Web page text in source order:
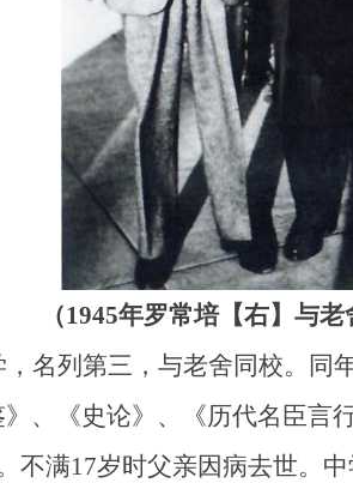
（1945年罗常培【右】与老
列第三，与老舍同校。同
、《史论》、《历代名臣言
不满17岁时父亲因病去世。